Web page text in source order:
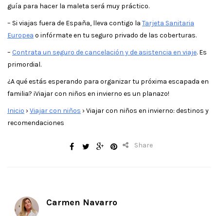
guía para hacer la maleta será muy práctico.
– Si viajas fuera de España, lleva contigo la Tarjeta Sanitaria
Europea o infórmate en tu seguro privado de las coberturas.
– Contrata un seguro de cancelación y de asistencia en viaje. Es
primordial.
¿A qué estás esperando para organizar tu próxima escapada en
familia? ¡Viajar con niños en invierno es un planazo!
Inicio ›Viajar con niños ›Viajar con niños en invierno: destinos y
recomendaciones
Share
Carmen Navarro